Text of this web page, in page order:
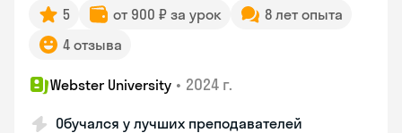
5 от 900 ₽ за урок
8 лет опыта
4 отзыва
Webster University • 2024 г.
Обучался у лучших преподавателей